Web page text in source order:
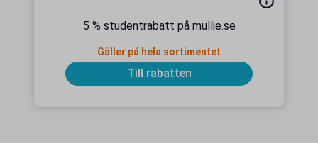
5 % studentrabatt på mullie.se
Gäller på hela sortimentet
Till rabatten